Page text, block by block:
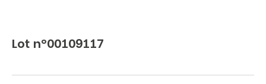
Lot n°00109117